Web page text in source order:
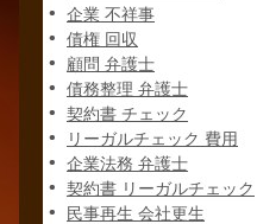
企業 不祥事
債権 回収
顧問 弁護士
債務整理 弁護士
契約書 チェック
リーガルチェック 費用
企業法務 弁護士
契約書 リーガルチェック
民事再生 会社更生